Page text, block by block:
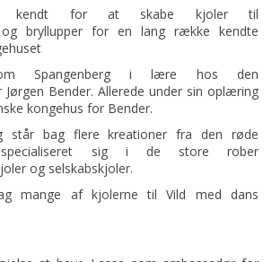
kendt for at skabe kjoler til
og bryllupper for en lang række kendte
Spangenberg i lære hos den
Jørgen Bender. Allerede under sin oplæring
kongehus for Bender.
står bag flere kreationer fra den røde
sig i de store rober
og selskabskjoler.
mange af kjolerne til Vild med dans